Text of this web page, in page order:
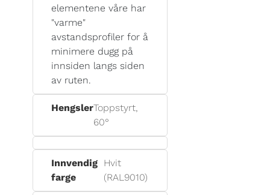
elementene våre har
"varme"
avstandsprofiler for å
minimere dugg på
innsiden langs siden
av ruten.
HengslerToppstyrt,
60°
Innvendig
farge
Hvit
(RAL9010)